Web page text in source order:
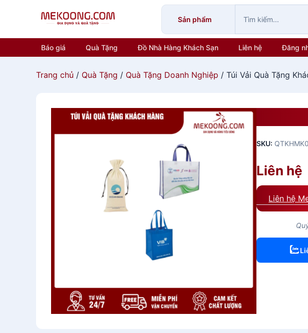
Sản phẩm
Báo giá Quà Tặng Đồ Nhà Hàng Khách Sạn Liên hệ Đăng
Trang chủ / Quà Tặng / Quà Tặng Doanh Nghiệp / Túi Vải Quà Tặng
SKU:
Liên hệ
Liên hệ